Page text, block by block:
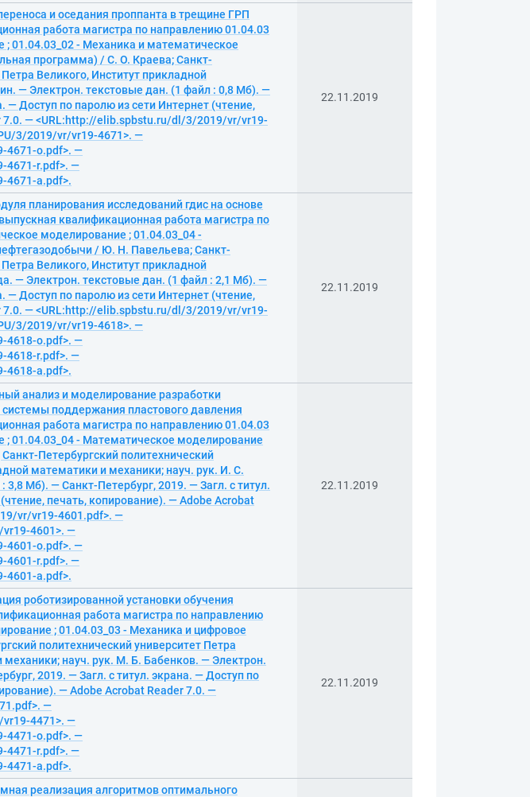
и оседания проппанта в трещине ГРП
работа магистра по направлению 01.04.03
01.04.03_02 - Механика и математическое
программа) / С. О. Краева; Санкт-
Великого, Институт прикладной
— Электрон. текстовые дан. (1 файл : 0,8 Мб). —
— Доступ по паролю из сети Интернет (чтение,
7.0. — <URL:http://elib.spbstu.ru/dl/3/2019/vr/vr19-
3/2019/vr/vr19-4671>. —
4671-o.pdf>. —
4671-r.pdf>. —
4671-a.pdf>.
22.11.2019
планирования исследований гдис на основе
квалификационная работа магистра по
моделирование ; 01.04.03_04 -
/ Ю. Н. Павельева; Санкт-
Великого, Институт прикладной
— Электрон. текстовые дан. (1 файл : 2,1 Мб). —
— Доступ по паролю из сети Интернет (чтение,
7.0. — <URL:http://elib.spbstu.ru/dl/3/2019/vr/vr19-
3/2019/vr/vr19-4618>. —
4618-o.pdf>. —
4618-r.pdf>. —
4618-a.pdf>.
22.11.2019
анализ и моделирование разработки
поддержания пластового давления
работа магистра по направлению 01.04.03
01.04.03_04 - Математическое моделирование
Петербургский политехнический
математики и механики; науч. рук. И. С.
Мб). — Санкт-Петербург, 2019. — Загл. с титул.
печать, копирование). — Adobe Acrobat
vr/vr19-4601.pdf>. —
4601>. —
4601-o.pdf>. —
4601-r.pdf>. —
4601-a.pdf>.
22.11.2019
роботизированной установки обучения
работа магистра по направлению
; 01.04.03_03 - Механика и цифровое
политехнический университет Петра
науч. рук. М. Б. Бабенков. — Электрон.
2019. — Загл. с титул. экрана. — Доступ по
— Adobe Acrobat Reader 7.0. —
—
4471>. —
4471-o.pdf>. —
4471-r.pdf>. —
4471-a.pdf>.
22.11.2019
реализация алгоритмов оптимального